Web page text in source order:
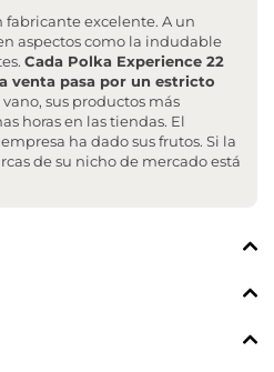
fabricante excelente. A un
aspectos como la indudable
Cada Polka Experience 22
venta pasa por un estricto
vano, sus productos más
horas en las tiendas. El
ha dado sus frutos. Si la
de su nicho de mercado está